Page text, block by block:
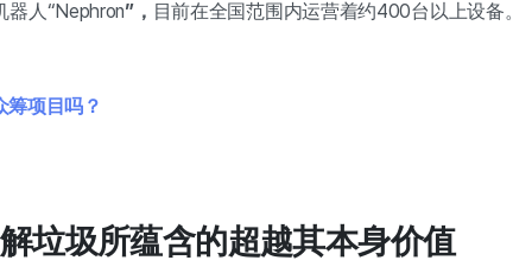
器人“Nephron”， 目前在全国范围内运营着约400台以上设备。
筹项目吗？
垃圾所蕴含的超越其本身价值